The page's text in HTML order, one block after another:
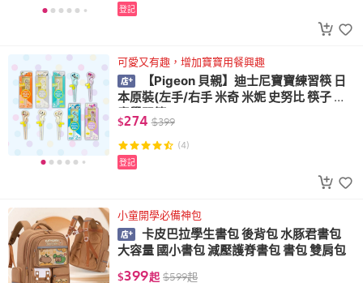
登記
可愛又有趣，增加寶寶用餐興趣
【Pigeon 貝親】迪士尼寶寶練習筷 日
本原裝(左手/右手 米奇 米妮 史努比 筷子 兒
童學習筷)
$274 $399
(4)
登記
小童開學必備神包
卡皮巴拉學生書包 後背包 水豚君書包
大容量 國小書包 減壓護脊書包 書包 雙肩包
$399起 $599起